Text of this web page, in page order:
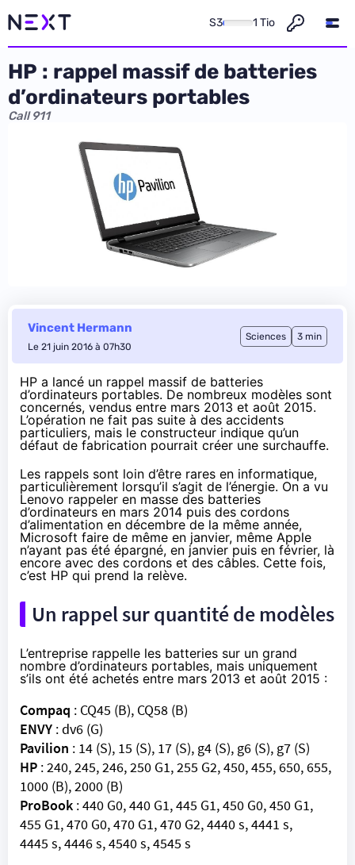
S3 1 Tio
HP : rappel massif de batteries
d’ordinateurs portables
Call 911
Vincent Hermann
Le 21 juin 2016 à 07h30
Sciences 3 min
HP a lancé un rappel massif de batteries
d’ordinateurs portables. De nombreux modèles sont
concernés, vendus entre mars 2013 et août 2015.
L’opération ne fait pas suite à des accidents
particuliers, mais le constructeur indique qu’un
défaut de fabrication pourrait créer une surchauffe.
Les rappels sont loin d’être rares en informatique,
particulièrement lorsqu’il s’agit de l’énergie. On a vu
Lenovo rappeler en masse des batteries
d’ordinateurs en mars 2014 puis des cordons
d’alimentation en décembre de la même année,
Microsoft faire de même en janvier, même Apple
n’ayant pas été épargné, en janvier puis en février, là
encore avec des cordons et des câbles. Cette fois,
c’est HP qui prend la relève.
Un rappel sur quantité de modèles
L’entreprise rappelle les batteries sur un grand
nombre d’ordinateurs portables, mais uniquement
s’ils ont été achetés entre mars 2013 et août 2015 :
Compaq : CQ45 (B), CQ58 (B)
ENVY : dv6 (G)
Pavilion : 14 (S), 15 (S), 17 (S), g4 (S), g6 (S), g7 (S)
HP : 240, 245, 246, 250 G1, 255 G2, 450, 455, 650, 655,
1000 (B), 2000 (B)
ProBook : 440 G0, 440 G1, 445 G1, 450 G0, 450 G1,
455 G1, 470 G0, 470 G1, 470 G2, 4440 s, 4441 s,
4445 s, 4446 s, 4540 s, 4545 s